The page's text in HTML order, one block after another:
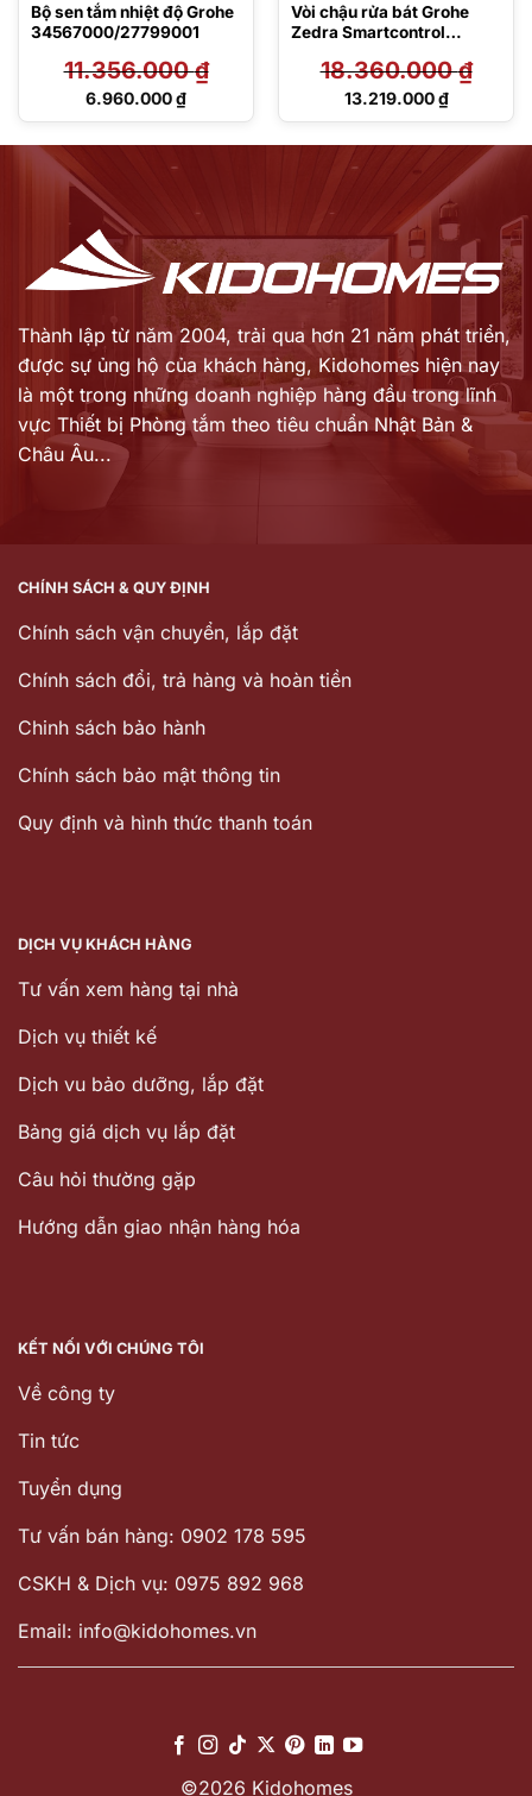
Bộ sen tắm nhiệt độ Grohe
34567000/27799001
11.356.000₫
Giá
6.960.000₫
Giá
Vòi chậu rửa bát Grohe
Zedra Smartcontrol
18.360.000₫
Giá
18.360.000 ₫.
13.219.000₫
Giá
13.219.000 ₫.
Thành lập từ năm 2004, trải qua hơn 21 năm phát triển,
được sự ủng hộ của khách hàng, Kidohomes hiện nay
là một trong những doanh nghiệp hàng đầu trong lĩnh
vực Thiết bị Phòng tắm theo tiêu chuẩn Nhật Bản &
Châu Âu...
CHÍNH SÁCH & QUY ĐỊNH
Chính sách vận chuyển, lắp đặt
Chính sách đổi, trả hàng và hoàn tiền
Chinh sách bảo hành
Chính sách bảo mật thông tin
Quy định và hình thức thanh toán
DỊCH VỤ KHÁCH HÀNG
Tư vấn xem hàng tại nhà
Dịch vụ thiết kế
Dịch vu bảo dưỡng, lắp đặt
Bảng giá dịch vụ lắp đặt
Câu hỏi thường gặp
Hướng dẫn giao nhận hàng hóa
KẾT NỐI VỚI CHÚNG TÔI
Về công ty
Tin tức
Tuyển dụng
Tư vấn bán hàng: 0902 178 595
CSKH & Dịch vụ: 0975 892 968
Email: info@kidohomes.vn
©2026 Kidohomes